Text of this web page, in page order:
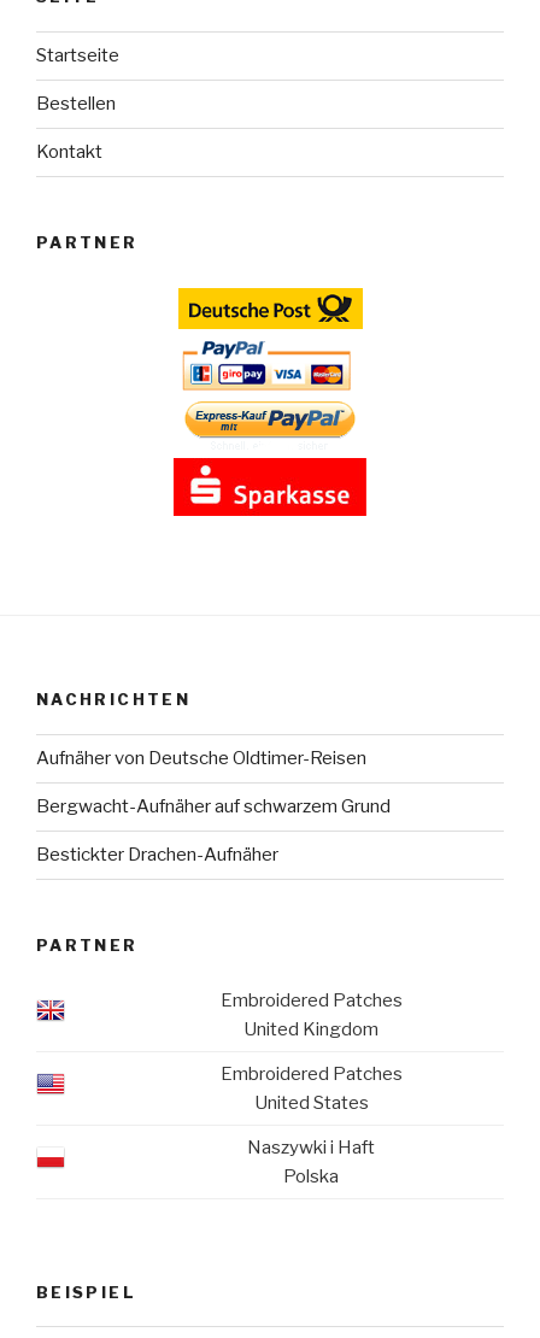
Startseite
Bestellen
Kontakt
PARTNER
NACHRICHTEN
Aufnäher von Deutsche Oldtimer-Reisen
Bergwacht-Aufnäher auf schwarzem Grund
Bestickter Drachen-Aufnäher
PARTNER
Embroidered Patches
United Kingdom
Embroidered Patches
United States
Naszywki i Haft
Polska
BEISPIEL